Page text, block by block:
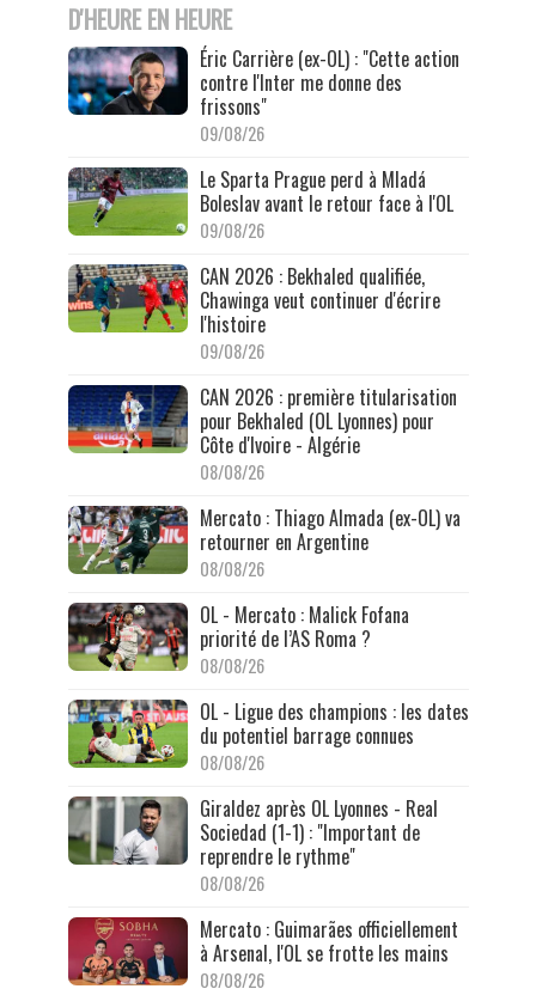
D'HEURE EN HEURE
Éric Carrière (ex-OL) : "Cette action
contre l'Inter me donne des
frissons"
09/08/26
Le Sparta Prague perd à Mladá
Boleslav avant le retour face à l'OL
09/08/26
CAN 2026 : Bekhaled qualifiée,
Chawinga veut continuer d'écrire
l'histoire
09/08/26
CAN 2026 : première titularisation
pour Bekhaled (OL Lyonnes) pour
Côte d'Ivoire - Algérie
08/08/26
Mercato : Thiago Almada (ex-OL) va
retourner en Argentine
08/08/26
OL - Mercato : Malick Fofana
priorité de l’AS Roma ?
08/08/26
OL - Ligue des champions : les dates
du potentiel barrage connues
08/08/26
Giraldez après OL Lyonnes - Real
Sociedad (1-1) : "Important de
reprendre le rythme"
08/08/26
Mercato : Guimarães officiellement
à Arsenal, l'OL se frotte les mains
08/08/26